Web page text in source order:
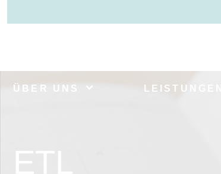
ÜBER UNS LEISTUNGEN